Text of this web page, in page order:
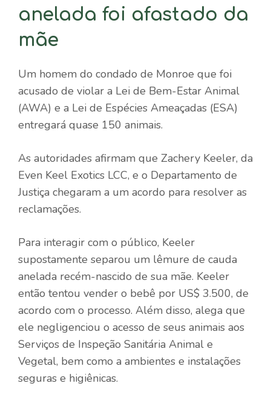
anelada foi afastado da
mãe
Um homem do condado de Monroe que foi
acusado de violar a Lei de Bem-Estar Animal
(AWA) e a Lei de Espécies Ameaçadas (ESA)
entregará quase 150 animais.
As autoridades afirmam que Zachery Keeler, da
Even Keel Exotics LCC, e o Departamento de
Justiça chegaram a um acordo para resolver as
reclamações.
Para interagir com o público, Keeler
supostamente separou um lêmure de cauda
anelada recém-nascido de sua mãe. Keeler
então tentou vender o bebê por US$ 3.500, de
acordo com o processo. Além disso, alega que
ele negligenciou o acesso de seus animais aos
Serviços de Inspeção Sanitária Animal e
Vegetal, bem como a ambientes e instalações
seguras e higiênicas.